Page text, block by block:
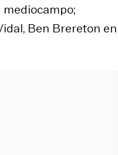
Ben Brereton en